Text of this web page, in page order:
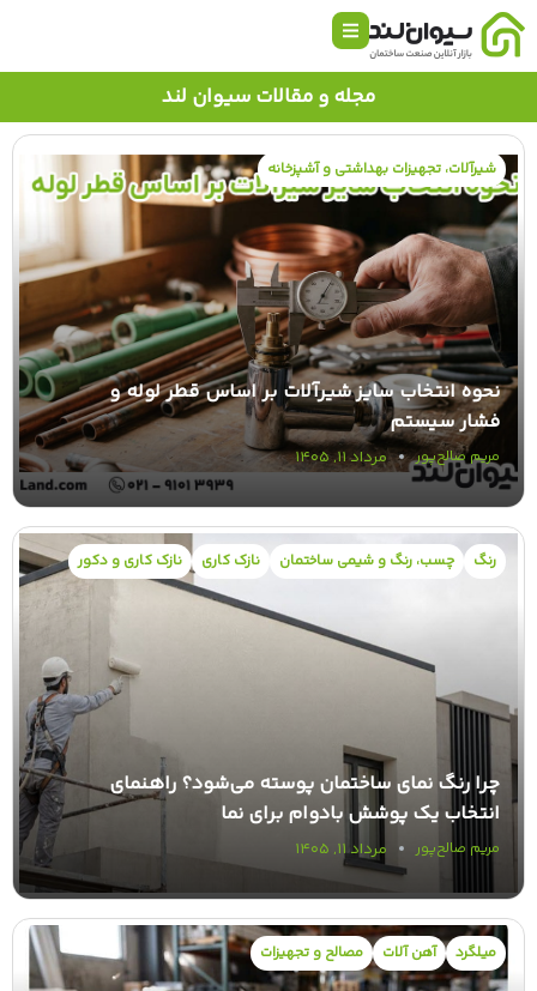
مجله و مقالات سیوان لند
نحوه انتخاب سایز شیرآلات بر اساس قطر لوله و
فشار سیستم
مریم صالح‌پور مرداد ۱۱, ۱۴۰۵
شیرآلات، تجهیزات بهداشتی و آشپزخانه
چرا رنگ نمای ساختمان پوسته می‌شود؟ راهنمای
انتخاب یک پوشش بادوام برای نما
مریم صالح‌پور مرداد ۱۱, ۱۴۰۵
چسب، رنگ و شیمی ساختمان نازک کاری نازک کاری و دکور
میلگرد آهن آلات مصالح و تجهیزات